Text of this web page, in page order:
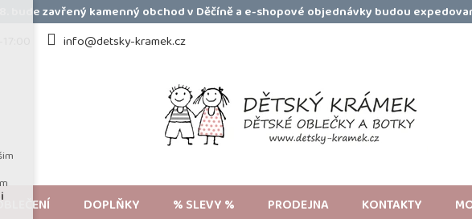
bude zavřený kamenný obchod v Děčíně a e-shopové objednávky budou
info@detsky-kramek.cz
DOPLŇKY % SLEVY % PRODEJNA KONTAKTY